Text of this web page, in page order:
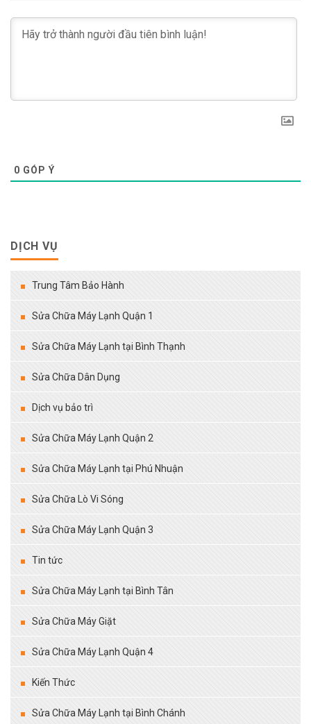
0 GÓP Ý
DỊCH VỤ
Trung Tâm Bảo Hành
Sửa Chữa Máy Lạnh Quận 1
Sửa Chữa Máy Lạnh tại Bình Thạnh
Sửa Chữa Dân Dụng
Dịch vụ bảo trì
Sửa Chữa Máy Lạnh Quận 2
Sửa Chữa Máy Lạnh tại Phú Nhuận
Sửa Chữa Lò Vi Sóng
Sửa Chữa Máy Lạnh Quận 3
Tin tức
Sửa Chữa Máy Lạnh tại Bình Tân
Sửa Chữa Máy Giặt
Sửa Chữa Máy Lạnh Quận 4
Kiến Thức
Sửa Chữa Máy Lạnh tại Bình Chánh